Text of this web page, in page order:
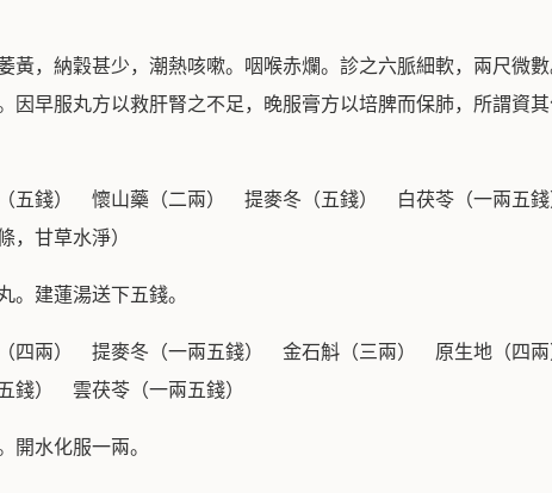
黃，納穀甚少，潮熱咳嗽。咽喉赤爛。診之六脈細軟，兩尺微
因早服丸方以救肝腎之不足，晚服膏方以培脾而保肺，所謂資
五錢） 懷山藥（二兩） 提麥冬（五錢） 白茯苓（一兩
甘草水淨）
。建蓮湯送下五錢。
四兩） 提麥冬（一兩五錢） 金石斛（三兩） 原生地（
） 雲茯苓（一兩五錢）
開水化服一兩。